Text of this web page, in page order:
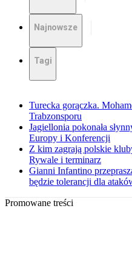
Najnowsze
Tagi
Turecka gorączka.
Trabzonsporu
Jagiellonia pokonała
Europy i Konferencji
Z kim zagrają polskie
Rywale i terminarz
Gianni Infantino
będzie tolerancji dla
Promowane treści